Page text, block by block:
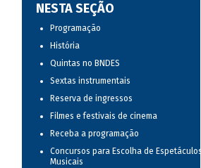
NESTA SEÇÃO
Programação
História
Quintas no BNDES
Sextas instrumentais
Reserva de ingressos
Filmes e festivais de cinema
Receba a programação
Concursos para Escolha de Espetáculos
Musicais